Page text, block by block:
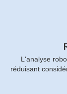
L'analyse
réduisant